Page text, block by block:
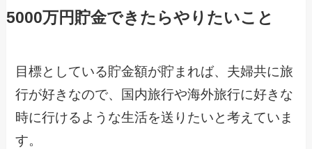
5000万円貯金できたらやりたいこと
目標としている貯金額が貯まれば、夫婦共に旅
行が好きなので、国内旅行や海外旅行に好きな
時に行けるような生活を送りたいと考えていま
す。